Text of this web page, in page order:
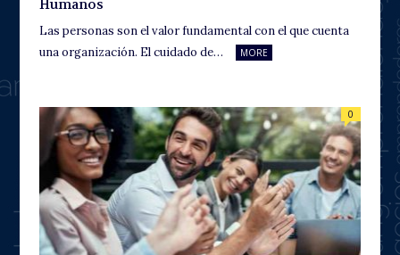
Humanos
Las personas son el valor fundamental con el que cuenta
una organización. El cuidado de…
MORE
0